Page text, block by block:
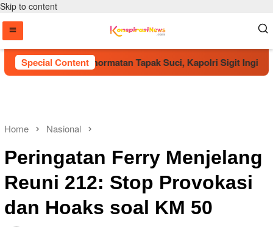
Skip to content
Special Content
Anggota Kehormatan Tapak Suci, Kapolri Sigit Ingin
Home Nasional
Peringatan Ferry Menjelang
Reuni 212: Stop Provokasi
dan Hoaks soal KM 50